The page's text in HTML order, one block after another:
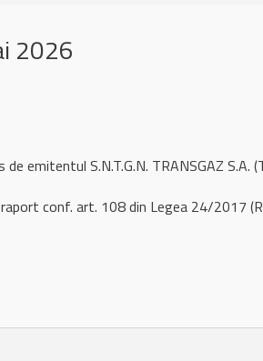
2026
emitentul S.N.T.G.N. TRANSGAZ
conf. art. 108 din Legea 24/2017